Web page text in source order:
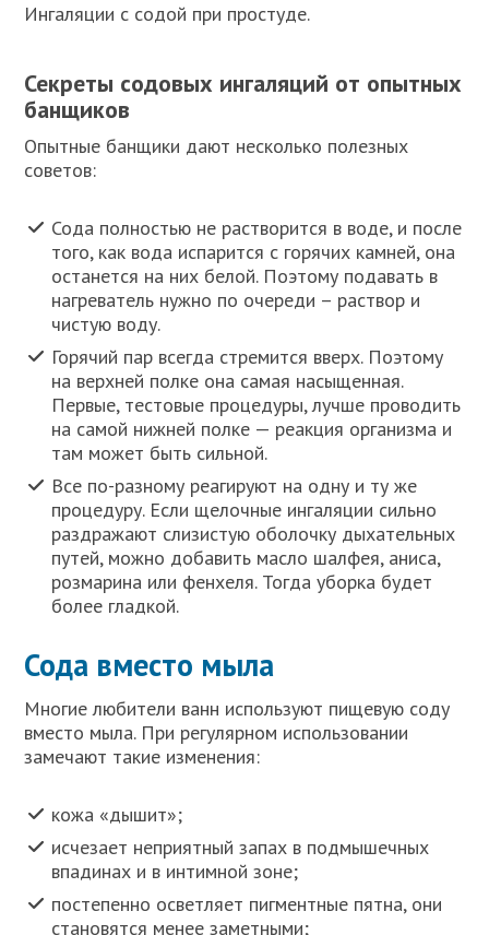
Ингаляции с содой при простуде.
Секреты содовых ингаляций от опытных
банщиков
Опытные банщики дают несколько полезных
советов:
Сода полностью не растворится в воде, и после
того, как вода испарится с горячих камней, она
останется на них белой. Поэтому подавать в
нагреватель нужно по очереди – раствор и
чистую воду.
Горячий пар всегда стремится вверх. Поэтому
на верхней полке она самая насыщенная.
Первые, тестовые процедуры, лучше проводить
на самой нижней полке — реакция организма и
там может быть сильной.
Все по-разному реагируют на одну и ту же
процедуру. Если щелочные ингаляции сильно
раздражают слизистую оболочку дыхательных
путей, можно добавить масло шалфея, аниса,
розмарина или фенхеля. Тогда уборка будет
более гладкой.
Сода вместо мыла
Многие любители ванн используют пищевую соду
вместо мыла. При регулярном использовании
замечают такие изменения:
кожа «дышит»;
исчезает неприятный запах в подмышечных
впадинах и в интимной зоне;
постепенно осветляет пигментные пятна, они
становятся менее заметными;